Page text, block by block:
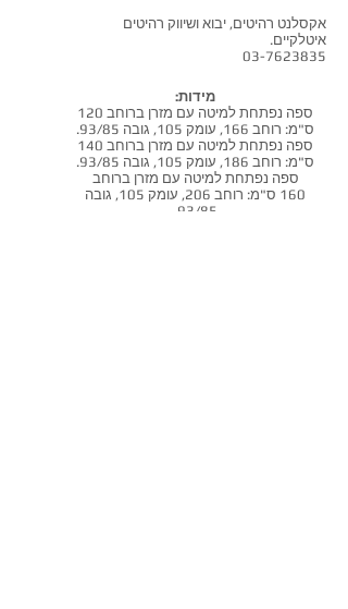
אקסלנט רהיטים, יבוא ושיווק רהיטים
איטלקיים.
03-7623835
מידות:
ספה נפתחת למיטה עם מזרן ברוחב 120
ס"מ: רוחב 166, עומק 105, גובה 93/85.
ספה נפתחת למיטה עם מזרן ברוחב 140
ס"מ: רוחב 186, עומק 105, גובה 93/85.
ספה נפתחת למיטה עם מזרן ברוחב
160 ס"מ: רוחב 206, עומק 105, גובה
93/85.